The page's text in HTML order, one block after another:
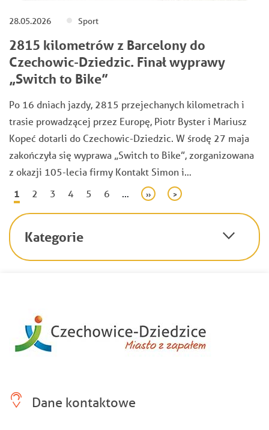
28.05.2026 Sport
2815 kilometrów z Barcelony do
Czechowic-Dziedzic. Finał wyprawy
„Switch to Bike”
Po 16 dniach jazdy, 2815 przejechanych kilometrach i
trasie prowadzącej przez Europę, Piotr Byster i Mariusz
Kopeć dotarli do Czechowic-Dziedzic. W środę 27 maja
zakończyła się wyprawa „Switch to Bike”, zorganizowana
z okazji 105-lecia firmy Kontakt Simon i…
Stronicowanie
Bieżąca
1 Page
2 Page
3 Page
4 Page
5 Page
6 …
Następna
››
Ostatnia
>
Kategorie
Dane kontaktowe